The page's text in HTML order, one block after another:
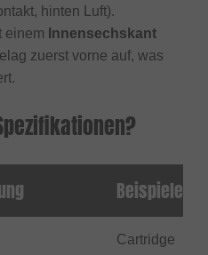
hinten Luft).
einem Innensechskant
zuerst vorne auf, was
Beispiele/
Cartridge